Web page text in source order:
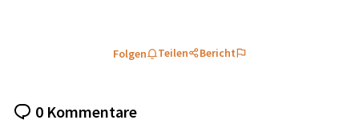
Folgen Teilen Bericht
0 Kommentare